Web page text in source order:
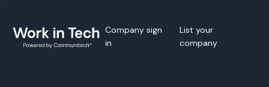
Company sign
in
List your
company